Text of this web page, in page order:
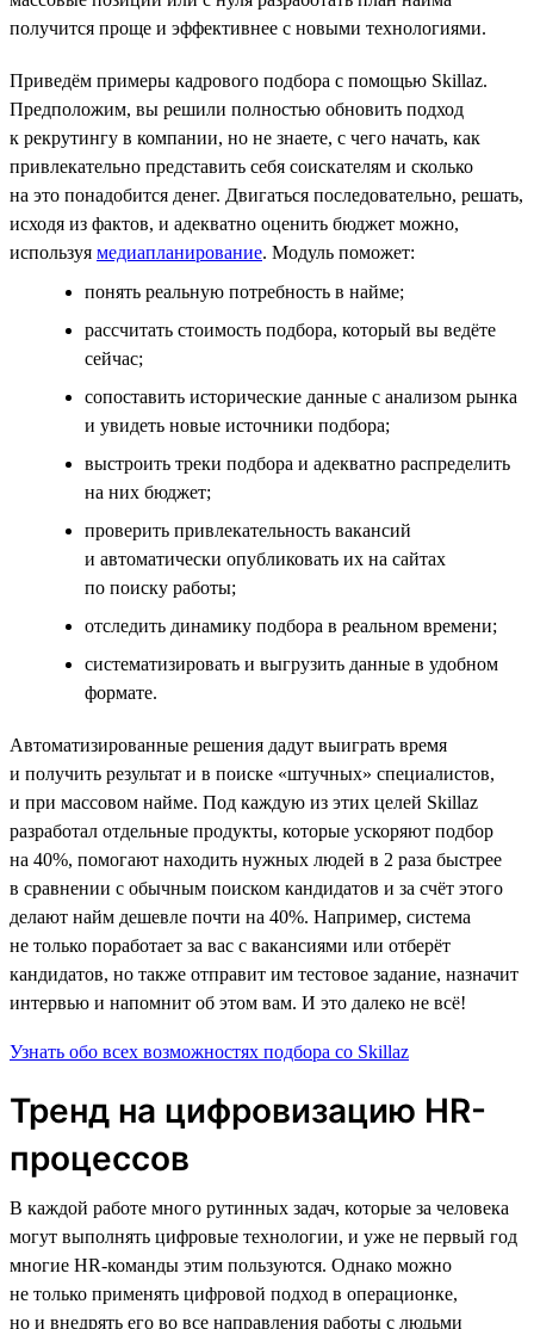
получится проще и эффективнее с новыми технологиями.
Приведём примеры кадрового подбора с помощью Skillaz.
Предположим, вы решили полностью обновить подход
к рекрутингу в компании, но не знаете, с чего начать, как
привлекательно представить себя соискателям и сколько
на это понадобится денег. Двигаться последовательно, решать,
исходя из фактов, и адекватно оценить бюджет можно,
используя медиапланирование. Модуль поможет:
понять реальную потребность в найме;
рассчитать стоимость подбора, который вы ведёте
сейчас;
сопоставить исторические данные с анализом рынка
и увидеть новые источники подбора;
выстроить треки подбора и адекватно распределить
на них бюджет;
проверить привлекательность вакансий
и автоматически опубликовать их на сайтах
по поиску работы;
отследить динамику подбора в реальном времени;
систематизировать и выгрузить данные в удобном
формате.
Автоматизированные решения дадут выиграть время
и получить результат и в поиске «штучных» специалистов,
и при массовом найме. Под каждую из этих целей Skillaz
разработал отдельные продукты, которые ускоряют подбор
на 40%, помогают находить нужных людей в 2 раза быстрее
в сравнении с обычным поиском кандидатов и за счёт этого
делают найм дешевле почти на 40%. Например, система
не только поработает за вас с вакансиями или отберёт
кандидатов, но также отправит им тестовое задание, назначит
интервью и напомнит об этом вам. И это далеко не всё!
Узнать обо всех возможностях подбора со Skillaz
Тренд на цифровизацию HR-
процессов
В каждой работе много рутинных задач, которые за человека
могут выполнять цифровые технологии, и уже не первый год
многие HR-команды этим пользуются. Однако можно
не только применять цифровой подход в операционке,
но и внедрять его во все направления работы с людьми